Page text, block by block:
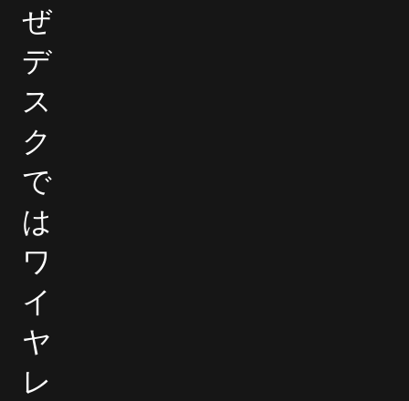
ぜ
デ
ス
ク
で
は
ワ
イ
ヤ
レ